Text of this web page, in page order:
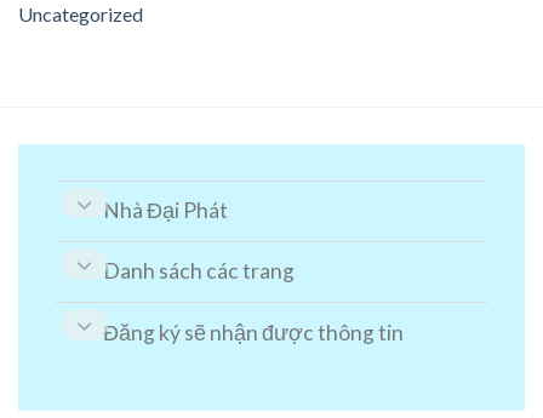
Uncategorized
Nhà Đại Phát
Danh sách các trang
Đăng ký sẽ nhận được thông tin